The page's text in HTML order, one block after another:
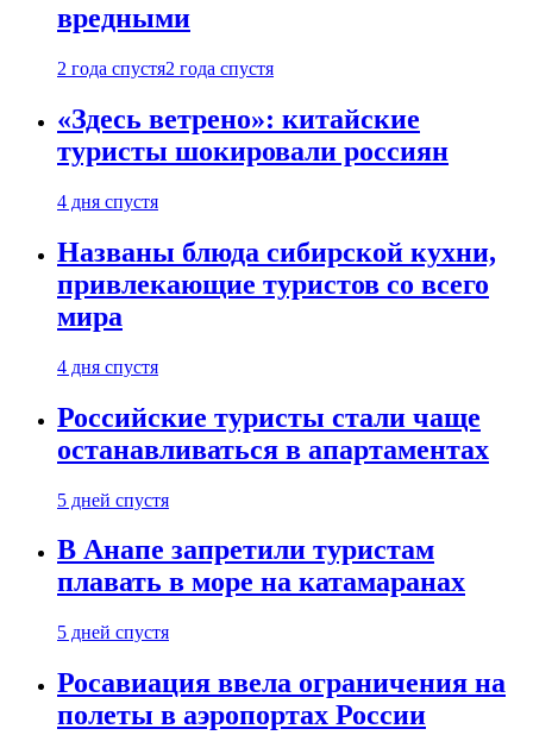
вредными
2 года спустя2 года спустя
«Здесь ветрено»: китайские
туристы шокировали россиян
4 дня спустя
Названы блюда сибирской кухни,
привлекающие туристов со всего
мира
4 дня спустя
Российские туристы стали чаще
останавливаться в апартаментах
5 дней спустя
В Анапе запретили туристам
плавать в море на катамаранах
5 дней спустя
Росавиация ввела ограничения на
полеты в аэропортах России